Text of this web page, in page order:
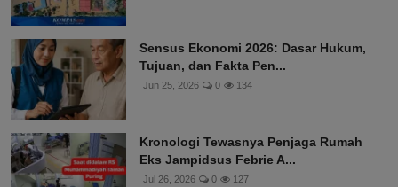
Sensus Ekonomi 2026: Dasar Hukum,
Tujuan, dan Fakta Pen...
Jun 25, 2026 0 134
Kronologi Tewasnya Penjaga Rumah
Eks Jampidsus Febrie A...
Jul 26, 2026 0 127